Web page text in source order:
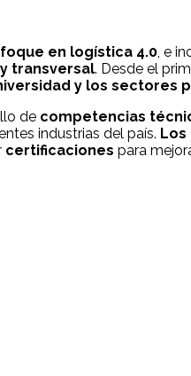
en logística 4.0 , e
transversal. Desde el
y los sectores
de competencias
industrias del país.
certificaciones para